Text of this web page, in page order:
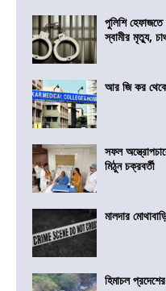
পুলিশি হেফাজতে
স্বামীর মৃত্যু,
আর জি কর থেকে
সফল
মিঠুন চক্রবর্তী
মালদার
হিমাচল